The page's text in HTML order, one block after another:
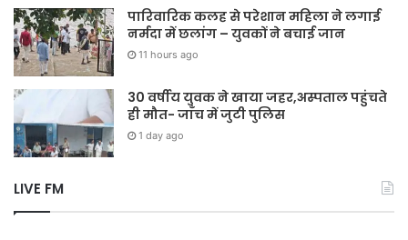
पारिवारिक कलह से परेशान महिला ने लगाई
नर्मदा में छलांग – युवकों ने बचाई जान
11 hours ago
30 वर्षीय युवक ने खाया जहर,अस्पताल पहुंचते
ही मौत- जाँच में जुटी पुलिस
1 day ago
LIVE FM